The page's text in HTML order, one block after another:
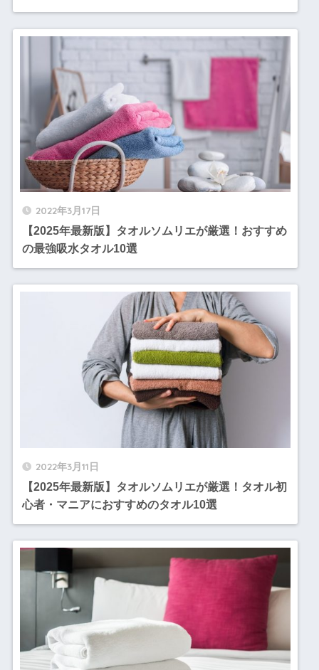
2022年3月17日
【2025年最新版】タオルソムリエが厳選！おすすめ
の最強吸水タオル10選
2022年3月11日
【2025年最新版】タオルソムリエが厳選！タオル初
心者・マニアにおすすめのタオル10選